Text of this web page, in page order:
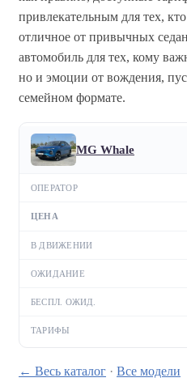
привлекательным для тех,
отличное от привычных
автомобиль для тех, кому
но и эмоции от вождения,
семейном формате.
MG Whale
← Весь каталог · Все модели